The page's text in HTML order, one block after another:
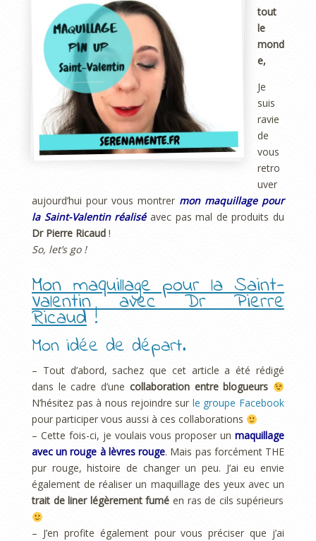
tout
le
mond
e,
Je
suis
ravie
de
vous
retro
uver
aujourd’hui pour vous montrer mon maquillage pour
la Saint-Valentin réaliséavec pas mal de produits du
Dr Pierre Ricaud !
So, let’s go !
Mon maquillage pour la Saint-
Valentin avec Dr Pierre
Ricaud!
Mon idée de départ.
– Tout d’abord, sachez que cet article a été rédigé
dans le cadre d’une collaboration entre blogueurs
N’hésitez pas à nous rejoindre sur le groupe Facebook
pour participer vous aussi à ces collaborations
– Cette fois-ci, je voulais vous proposer un maquillage
avec un rouge à lèvres rouge. Mais pas forcément THE
pur rouge, histoire de changer un peu. J’ai eu envie
également de réaliser un maquillage des yeux avec un
trait de liner légèrement fumé en ras de cils supérieurs
– J’en profite également pour vous préciser que j’ai